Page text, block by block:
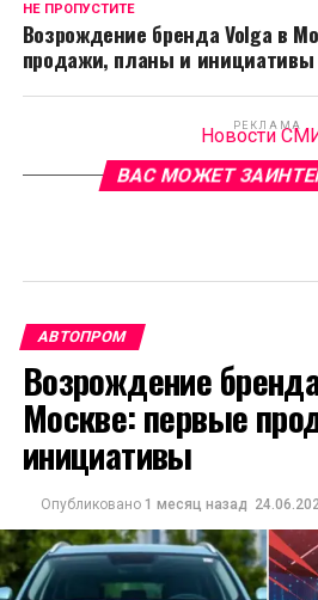
НЕ ПРОПУСТИТЕ
Возрождение бренда Volga в
продажи, планы и инициативы
РЕКЛАМА
Новости
ВАС МОЖЕТ
АВТОПРОМ
Возрождение
Москве: первые
инициативы
Опубликовано 1 месяц назад